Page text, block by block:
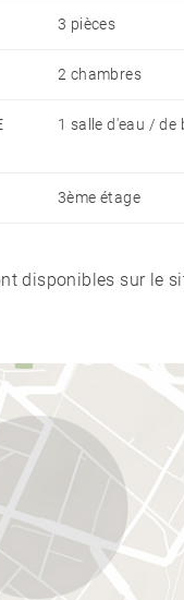
3 pièces
2 chambres
1 salle d'eau / de
3ème étage
disponibles sur le